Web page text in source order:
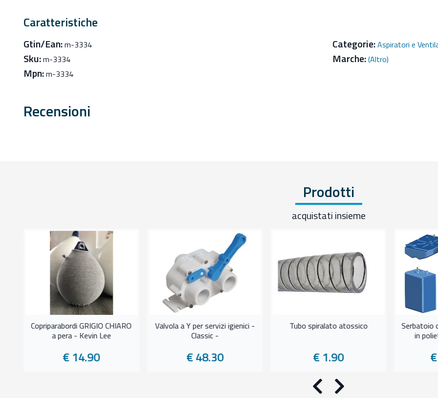
Caratteristiche
Gtin/Ean:m-3334
Sku:m-3334
Mpn:m-3334
Categorie:Aspiratori e
Marche:(Altro)
Recensioni
Prodotti
acquistati insieme
Copriparabordi GRIGIO CHIARO
a pera - Kevin Lee
€ 14.90
Valvola a Y per servizi igienici -
Classic -
€ 48.30
Tubo spiralato atossico
€ 1.90
Serbatoio
in